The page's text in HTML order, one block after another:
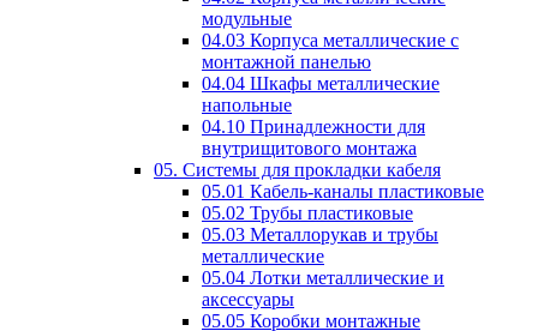
модульные
04.03 Корпуса металлические с
монтажной панелью
04.04 Шкафы металлические
напольные
04.10 Принадлежности для
внутрищитового монтажа
05. Системы для прокладки кабеля
05.01 Кабель-каналы пластиковые
05.02 Трубы пластиковые
05.03 Металлорукав и трубы
металлические
05.04 Лотки металлические и
аксессуары
05.05 Коробки монтажные